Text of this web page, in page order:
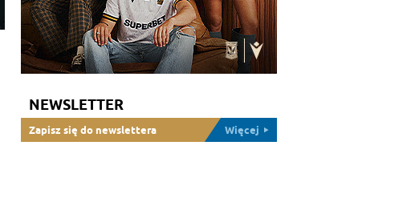
NEWSLETTER
Zapisz się do newslettera Więcej